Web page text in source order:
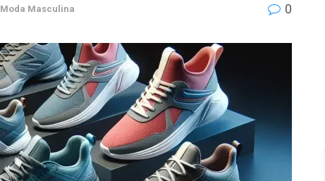
Moda Masculina 0